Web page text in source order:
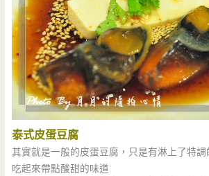
泰式皮蛋豆腐
其實就是一般的皮蛋豆腐，只是有淋上了特調
吃起來帶點酸甜的味道